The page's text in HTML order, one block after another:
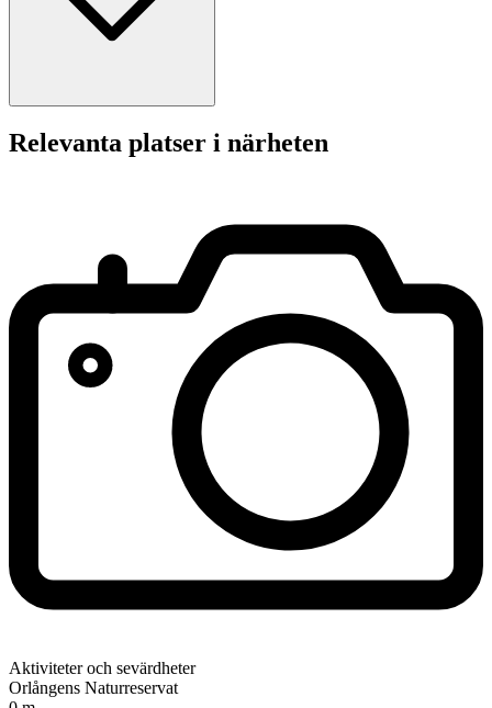
Relevanta platser i närheten
Aktiviteter och sevärdheter
Orlångens Naturreservat